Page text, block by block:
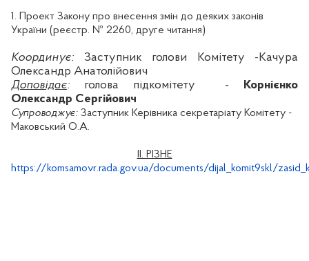
1. Проект Закону про внесення змін до деяких законів
України (реєстр. № 2260, друге читання)
Координує: Заступник голови Комітету - Качура
Олександр Анатолійович
Доповідає: голова підкомітету -
Корнієнко
Олександр Сергійович
Супроводжує: Заступник Керівника секретаріату Комітету -
Маковський О.А.
ІІ. РІЗНЕ
https://komsamovr.rada.gov.ua/documents/dijal_komit9skl/